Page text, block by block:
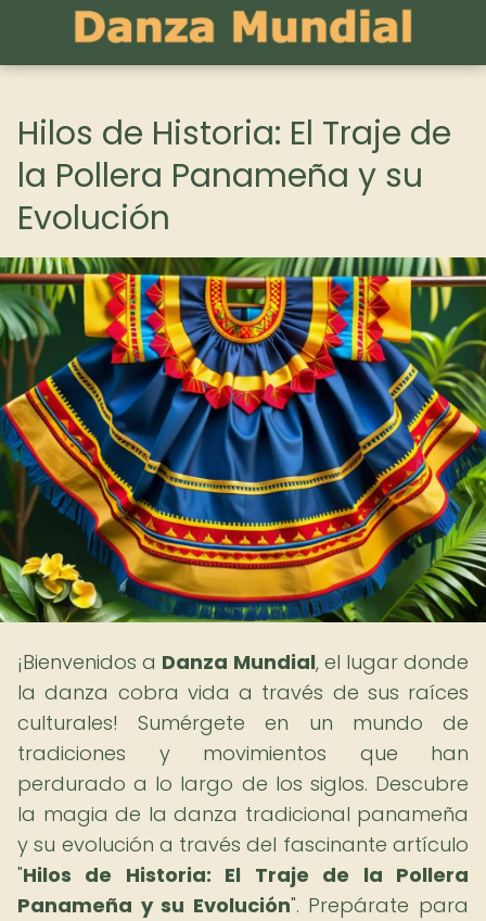
Hilos de Historia: El Traje de
la Pollera Panameña y su
Evolución
¡Bienvenidos a Danza Mundial, el lugar donde
la danza cobra vida a través de sus raíces
culturales! Sumérgete en un mundo de
tradiciones y movimientos que han
perdurado a lo largo de los siglos. Descubre
la magia de la danza tradicional panameña
y su evolución a través del fascinante artículo
"Hilos de Historia: El Traje de la Pollera
Panameña y su Evolución". Prepárate para